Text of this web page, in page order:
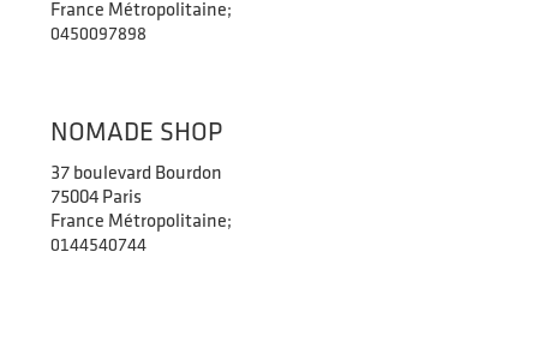
France Métropolitaine;
0450097898
NOMADE SHOP
37 boulevard Bourdon
75004 Paris
France Métropolitaine;
0144540744